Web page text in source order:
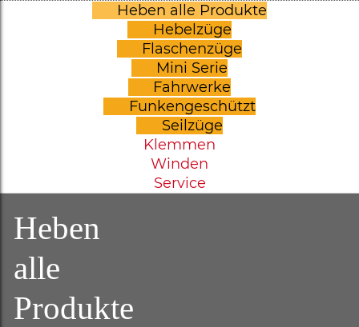
Heben alle Produkte
Hebelzüge
Flaschenzüge
Mini Serie
Fahrwerke
Funkengeschützt
Seilzüge
Klemmen
Winden
Service
Heben
alle
Produkte